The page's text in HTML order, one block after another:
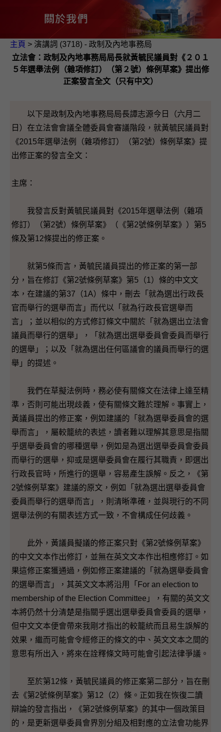
主頁 > 演講詞 (3718) - 政制及內地事務局
立法會：政制及內地事務局局長就黃毓民議員對《２０１
５年選舉法例（雜項修訂）（第２號）條例草案》提出修
正案發言全文（只有中文）
以下是政制及內地事務局局長譚志源今日（六月二
日）在立法會會議全體委員會審議階段，就黃毓民議員對
《2015年選舉法例（雜項修訂）（第2號）條例草案》提
出修正案的發言全文：
主席：
我發言反對黃毓民議員對《2015年選舉法例（雜項
修訂）（第2號）條例草案》（《第2號條例草案》）第5
條及第12條提出的修正案。
就第5條而言，黃毓民議員提出的修正案的第一部
分，旨在修訂《第2號條例草案》第5（1）條的中文文
本，在建議的第37（1A）條中，刪去「就為選出行政長
官而舉行的選舉而言」而代以「就為行政長官選舉而
言」；並以相似的方式修訂條文中關於「就為選出立法會
議員而舉行的選舉」，「就為選出選舉委員會委員而舉行
的選舉」；以及「就為選出任何區議會的議員而舉行的選
舉」的提述。
我們在草擬法例時，務必使有關條文在法律上達至精
準，否則可能出現歧義，使有關條文難於理解。事實上，
黃議員提出的修正案，例如建議的「就為選舉委員會的選
舉而言」，屬較籠統的表述，讀者難以理解其意思是指關
乎選舉委員會的哪種選舉，例如是為選出選舉委員會委員
而舉行的選舉，抑或是選舉委員會在履行其職責，即選出
行政長官時，所進行的選舉，容易產生誤解。反之，《第
2號條例草案》建議的原文，例如「就為選出選舉委員會
委員而舉行的選舉而言」，則清晰準確，並與現行的不同
選舉法例的有關表述方式一致，不會構成任何歧義。
此外，黃議員擬議的修正案只對《第2號條例草案》
的中文文本作出修訂，並無在英文文本作出相應修訂。如
果這修正案獲通過，例如修正案建議的「就為選舉委員會
的選舉而言」，其英文文本將沿用「For an election to
membership of the Election Committee」，有關的英文文
本將仍然十分清楚是指關乎選出選舉委員會委員的選舉，
但中文文本便會帶來我剛才指出的較籠統而且易生誤解的
效果，繼而可能會令經修正的條文的中、英文文本之間的
意思有所出入，將來在詮釋條文時可能會引起法律爭議。
至於第12條，黃毓民議員的修正案第二部分，旨在刪
去《第2號條例草案》第12（2）條。正如我在恢復二讀
辯論的發言指出，《第2號條例草案》的其中一個政策目
的，是更新選舉委員會界別分組及相對應的立法會功能界